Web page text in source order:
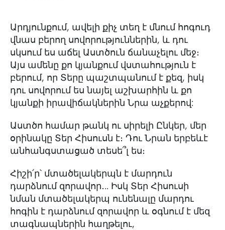
Արդյունքում, ավելի քիչ տեղ է մնում հոգուդ
վնաս բերող սովորություններին, և դու
սկսում ես աճել Աստծուն ճանաչելու մեջ։
Այս ամենը քո կյանքում վստահություն է
բերում, որ Տերը պաշտպանում է քեզ, իսկ
դու սովորում ես նայել աշխարհին և քո
կյանքի իրավիճակներին Նրա աչքերով:
Աստծո համար թանկ ու սիրելի Ընկեր, մեր
օրինակը Տեր Հիսուսն է։ Դու Նրան երբեևէ
անհանգստացած տեսե՞լ ես։
Հիշի՛ր՝ մտածելակերպն է մարդուն
դարձնում զորավոր․.. Իսկ Տեր Հիսուսի
նման մտածելակերպ ունենալը մարդու
հոգին է դարձնում զորավոր և օգնում է մեզ
տագնապներին հաղթելու,